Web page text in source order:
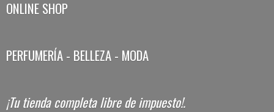
ONLINE SHOP
PERFUMERÍA - BELLEZA - MODA
¡Tu tienda completa librede impuesto!.